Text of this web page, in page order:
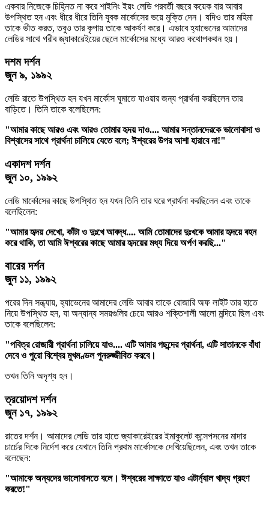
একবার নিজেকে চিহ্নিত না করে শাইনিং ইয়ং লেডি পরবর্তী বছরে কয়েক বার আবার
উপস্থিত হন এবং ধীরে ধীরে তিনি যুবক মার্কোসের ভয়ে মুক্তি দেন। যদিও তার মহিমা
তাকে ভীত করত, তবুও তার কৃপায় তাকে আকর্ষণ করে। এভাবে হ্যাভেনের আমাদের
লেডির সাথে গরীব জ্যাকারেইয়ের ছেলে মার্কোসের মধ্যে আরও কথোপকথন হয়।
দশম দর্শন
জুন ৯, ১৯৯২
লেডি রাতে উপস্থিত হন যখন মার্কোস ঘুমাতে যাওয়ার জন্য প্রার্থনা করছিলেন তার
বাড়িতে। তিনি তাকে বলেছিলেন:
"আমার কাছে আরও এবং আরও তোমার হৃদয় দাও.... আমার সন্তানদেরকে ভালোবাসা ও
বিশ্বাসের সাথে প্রার্থনা চালিয়ে যেতে বলে; ঈশ্বরের উপর আশা হারাবে না!"
একাদশ দর্শন
জুন ১০, ১৯৯২
লেডি মার্কোসের কাছে উপস্থিত হন যখন তিনি তার ঘরে প্রার্থনা করছিলেন এবং তাকে
বলেছিলেন:
"আমার হৃদয় দেখো, কাঁটা ও দুঃখে আবদ্ধ.... আমি তোমাদের দুঃখকে আমার হৃদয়ে বহন
করে থাকি, তা আমি ঈশ্বরের কাছে আমার হৃদয়ের মধ্য দিয়ে অর্পণ করছি..."
বারের দর্শন
জুন ১১, ১৯৯২
পরের দিন সন্ধ্যায়, হ্যাভেনের আমাদের লেডি আবার তাকে রোজারি অফ লাইট তার হাতে
নিয়ে উপস্থিত হন, যা অন্যান্য সময়গুলির চেয়ে আরও শক্তিশালী আলো মন্দিয়ে ছিল এবং
তাকে বলেছিলেন:
"পবিত্র রোজারী প্রার্থনা চালিয়ে যাও.... এটি আমার পছন্দের প্রার্থনা, এটি সাতানকে বাঁধা
দেবে ও পুরো বিশ্বের মুখমণ্ডল পুনরুজ্জীবিত করবে।
তখন তিনি অদৃশ্য হন।
ত্রয়োদশ দর্শন
জুন ১৭, ১৯৯২
রাতের দর্শন। আমাদের লেডি তার হাতে জ্যাকারেইয়ের ইমাকুলেট কন্সেপসনের মাদার
চার্চের দিকে নির্দেশ করে যেখানে তিনি প্রথম মার্কোসকে দেখিয়েছিলেন, এবং তখন তাকে
বলেছেন:
"আমাকে অন্যদের ভালোবাসতে বলে। ঈশ্বরের সাক্ষাতে যাও এটার্ন্যাল খাদ্য গ্রহণ
করতে!"